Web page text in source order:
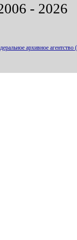
- 2026